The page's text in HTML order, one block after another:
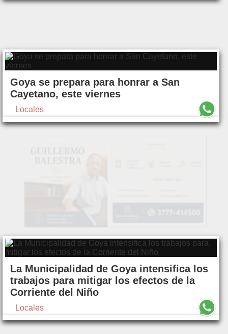
Goya se prepara para honrar a San
Cayetano, este viernes
Locales
La Municipalidad de Goya intensifica los
trabajos para mitigar los efectos de la
Corriente del Niño
Locales